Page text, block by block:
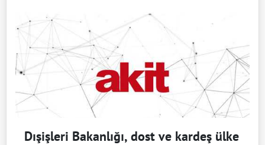
Dışişleri Bakanlığı, dost ve kardeş ülke